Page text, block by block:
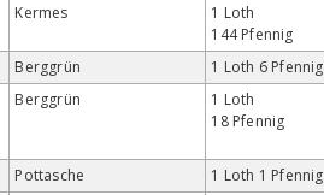
Kermes
1 Loth
144 Pfennig
Berggrün 1 Loth 6 Pfennig
Berggrün
1 Loth
18 Pfennig
Pottasche 1 Loth 1 Pfennig